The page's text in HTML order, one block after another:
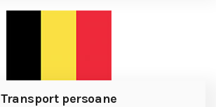
Transport persoane